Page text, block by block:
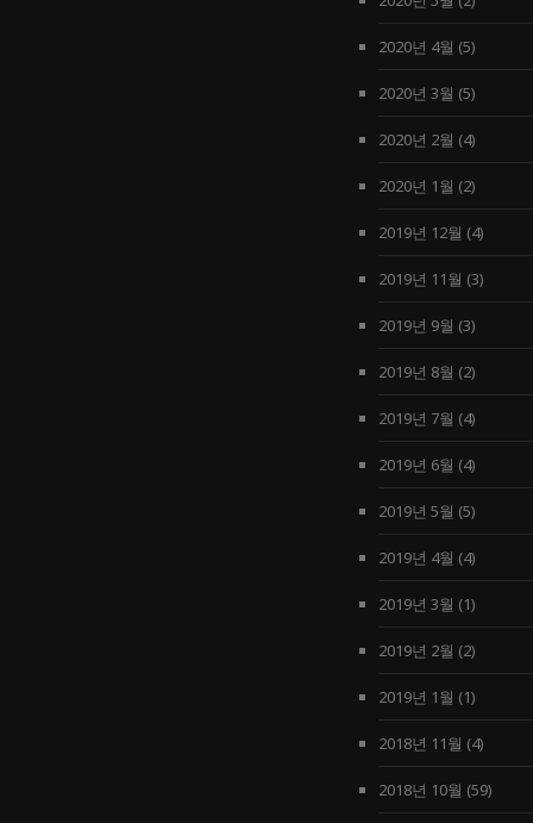
2020년 4월 (5)
2020년 3월 (5)
2020년 2월 (4)
2020년 1월 (2)
2019년 12월 (4)
2019년 11월 (3)
2019년 9월 (3)
2019년 8월 (2)
2019년 7월 (4)
2019년 6월 (4)
2019년 5월 (5)
2019년 4월 (4)
2019년 3월 (1)
2019년 2월 (2)
2019년 1월 (1)
2018년 11월 (4)
2018년 10월 (59)